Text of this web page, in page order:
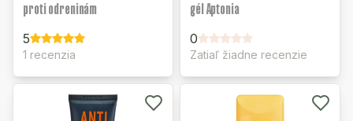
proti odreninám
5
1 recenzia
gél Aptonia
0
Zatiaľ žiadne recenzie